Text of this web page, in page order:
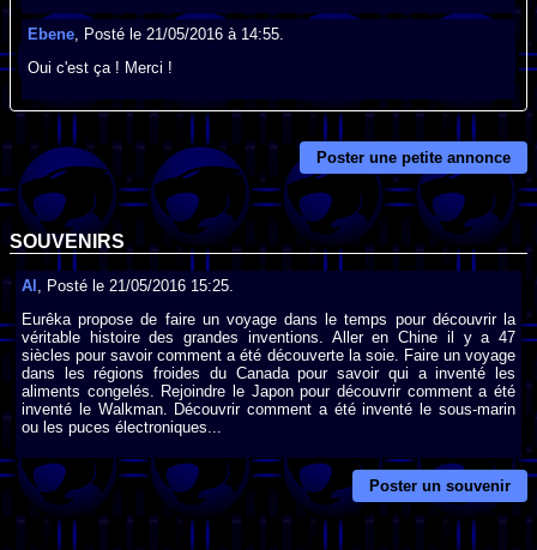
Ebene, Posté le 21/05/2016 à 14:55.
Oui c'est ça ! Merci !
Poster une petite annonce
SOUVENIRS
Al , Posté le 21/05/2016 15:25.
Eurêka propose de faire un voyage dans le temps pour découvrir la
véritable histoire des grandes inventions. Aller en Chine il y a 47
siècles pour savoir comment a été découverte la soie. Faire un voyage
dans les régions froides du Canada pour savoir qui a inventé les
aliments congelés. Rejoindre le Japon pour découvrir comment a été
inventé le Walkman. Découvrir comment a été inventé le sous-marin
ou les puces électroniques...
Poster un souvenir